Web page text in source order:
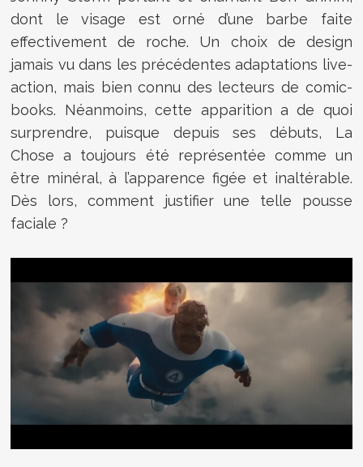
dont le visage est orné d’une barbe faite
effectivement de roche. Un choix de design
jamais vu dans les précédentes adaptations live-
action, mais bien connu des lecteurs de comic-
books. Néanmoins, cette apparition a de quoi
surprendre, puisque depuis ses débuts, La
Chose a toujours été représentée comme un
être minéral, à l’apparence figée et inaltérable.
Dès lors, comment justifier une telle pousse
faciale ?